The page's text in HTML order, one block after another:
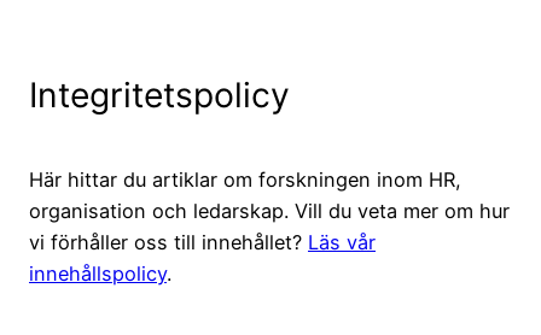
Integritetspolicy
Här hittar du artiklar om forskningen inom HR,
organisation och ledarskap. Vill du veta mer om hur
vi förhåller oss till innehållet? Läs vår
innehållspolicy.